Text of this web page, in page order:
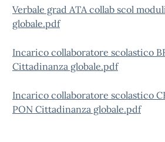
Verbale grad ATA collab scol
globale.pdf
Incarico collaboratore scolastico
Cittadinanza globale.pdf
Incarico collaboratore scolastico
PON Cittadinanza globale.pdf